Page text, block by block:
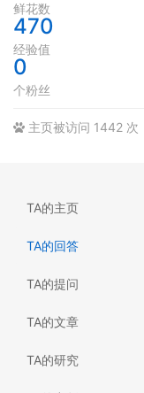
鲜花数
470
经验值
0
个粉丝
主页被访问 1442 次
TA的主页
TA的回答
TA的提问
TA的文章
TA的研究